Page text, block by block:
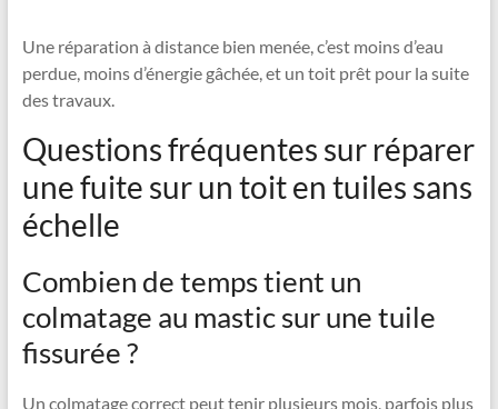
Une réparation à distance bien menée, c’est moins d’eau
perdue, moins d’énergie gâchée, et un toit prêt pour la suite
des travaux.
Questions fréquentes sur réparer
une fuite sur un toit en tuiles sans
échelle
Combien de temps tient un
colmatage au mastic sur une tuile
fissurée ?
Un colmatage correct peut tenir plusieurs mois, parfois plus